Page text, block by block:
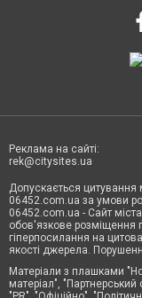
Реклама на сайті:
rek@citysites.ua
Допускається цитування
06452.com.ua за умови
06452.com.ua - Сайт
обов'язкове розміщення
гіперпосилання на
якості джерела.
Матеріали з плашками
матеріал", "Партнерський